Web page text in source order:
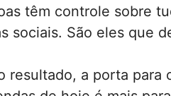
têm controle sobre
sociais. São eles que
resultado, a porta